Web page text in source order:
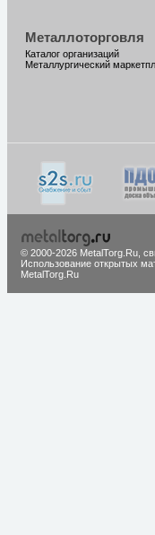
Металлоторговля
Каталог организаций
Металлургический
© 2000-2026 MetalTorg.Ru,
Использование открытых
MetalTorg.Ru